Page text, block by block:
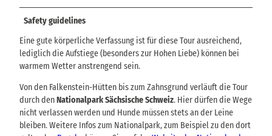
Safety guidelines
Eine gute körperliche Verfassung ist für diese Tour ausreichend,
lediglich die Aufstiege (besonders zur Hohen Liebe) können bei
warmem Wetter anstrengend sein.
Von den Falkenstein-Hütten bis zum Zahnsgrund verläuft die Tour
durch denNationalpark Sächsische Schweiz. Hier dürfen die Wege
nicht verlassen werden und Hunde müssen stets an der Leine
bleiben. Weitere Infos zum Nationalpark, zum Beispiel zu den dort